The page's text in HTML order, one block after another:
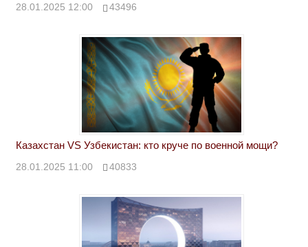
28.01.2025 12:00 43496
Казахстан VS Узбекистан: кто круче по военной мощи?
28.01.2025 11:00 40833